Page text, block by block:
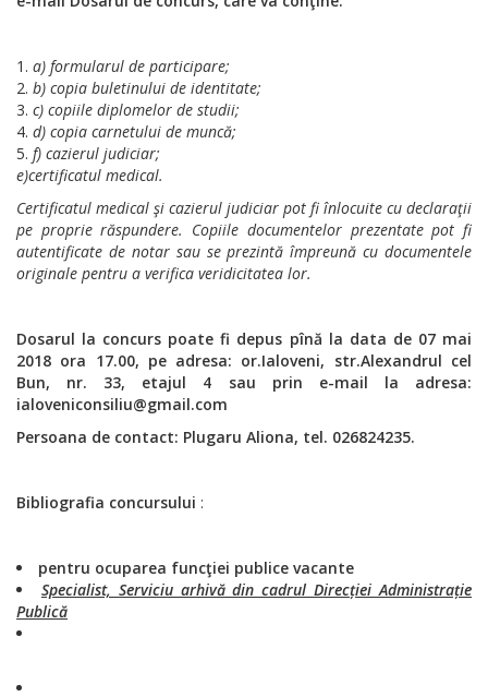
a) formularul de participare;
b) copia buletinului de identitate;
c) copiile diplomelor de studii;
d) copia carnetului de muncă;
f) cazierul judiciar;
e)certificatul medical.
Certificatul medical şi cazierul judiciar pot fi înlocuite cu declaraţii
pe proprie răspundere. Copiile documentelor prezentate pot fi
autentificate de notar sau se prezintă împreună cu documentele
originale pentru a verifica veridicitatea lor.
Dosarul la concurs poate fi depus pînă la data de 07 mai
2018 ora 17.00, pe adresa: or.Ialoveni, str.Alexandrul cel
Bun, nr. 33,
etajul 4 sau prin e-mail la adresa:
ialoveniconsiliu@gmail.com
Persoana de contact: Plugaru Aliona, tel. 026824235.
Bibliografia concursului :
pentru ocuparea funcţiei publice vacante
Specialist, Serviciu arhivă din cadrul Direcției Administrație
Publică